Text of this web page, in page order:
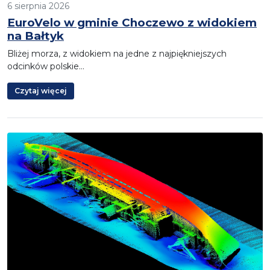
6 sierpnia 2026
EuroVelo w gminie Choczewo z widokiem
na Bałtyk
Bliżej morza, z widokiem na jedne z najpiękniejszych
odcinków polskie…
Czytaj więcej